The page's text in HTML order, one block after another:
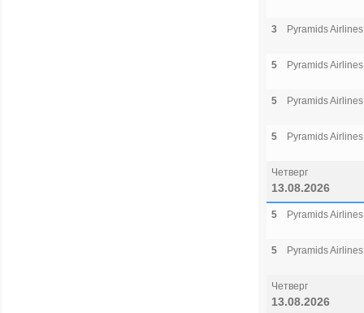
3 Pyramids Airlines
5 Pyramids Airlines
5 Pyramids Airlines
5 Pyramids Airlines
Четверг
13.08.2026
5 Pyramids Airlines
5 Pyramids Airlines
Четверг
13.08.2026